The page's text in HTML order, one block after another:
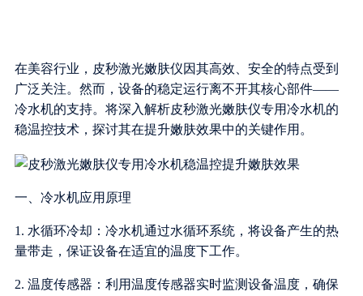
在美容行业，皮秒激光嫩肤仪因其高效、安全的特点受到
广泛关注。然而，设备的稳定运行离不开其核心部件——
冷水机的支持。将深入解析皮秒激光嫩肤仪专用冷水机的
稳温控技术，探讨其在提升嫩肤效果中的关键作用。
一、冷水机应用原理
1. 水循环冷却：冷水机通过水循环系统，将设备产生的热
量带走，保证设备在适宜的温度下工作。
2. 温度传感器：利用温度传感器实时监测设备温度，确保